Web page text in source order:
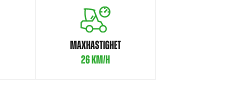
MAXHASTIGHET
26 KM/H